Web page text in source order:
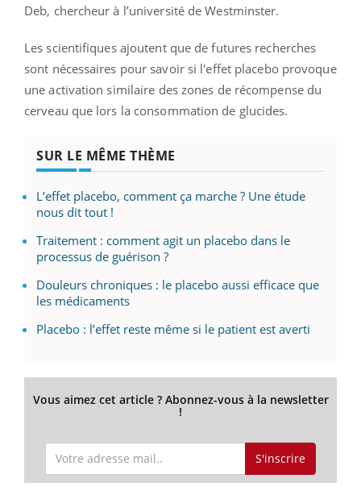
Deb, chercheur à l’université de Westminster.
Les scientifiques ajoutent que de futures recherches
sont nécessaires pour savoir si l'effet placebo provoque
une activation similaire des zones de récompense du
cerveau que lors la consommation de glucides.
SUR LE MÊME THÈME
L’effet placebo, comment ça marche ? Une étude
nous dit tout !
Traitement : comment agit un placebo dans le
processus de guérison ?
Douleurs chroniques : le placebo aussi efficace que
les médicaments
Placebo : l’effet reste même si le patient est averti
Vous aimez cet article ? Abonnez-vous à la newsletter
!
S'inscrire